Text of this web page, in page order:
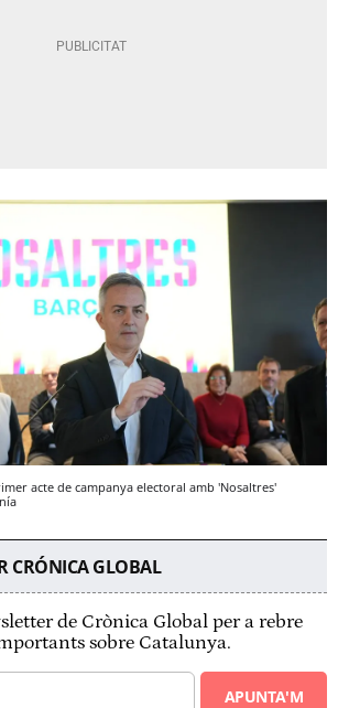
acte de campanya electoral amb 'Nosaltres'
CRÓNICA GLOBAL
de Crònica Global per a rebre
sobre Catalunya.
APUNTA'M